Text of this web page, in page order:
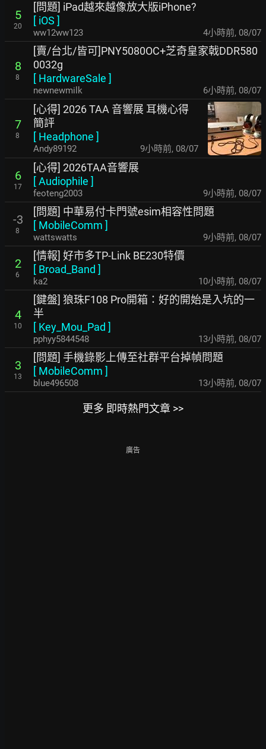
5
20
[問題] iPad越來越像放大版iPhone?
[ iOS ]
ww12ww123 4小時前, 08/07
8
8
[賣/台北/皆可]PNY5080OC+芝奇皇家戟DDR580
0032g
[ HardwareSale ]
newnewmilk 6小時前, 08/07
7
8
[心得] 2026 TAA 音響展 耳機心得
簡評
[ Headphone ]
Andy89192 9小時前, 08/07
6
17
[心得] 2026TAA音響展
[Audiophile ]
feoteng2003 9小時前, 08/07
-3
8
[問題] 中華易付卡門號esim相容性問題
[ MobileComm ]
wattswatts 9小時前, 08/07
2
6
[情報] 好市多TP-Link BE230特價
[ Broad_Band ]
ka2 10小時前, 08/07
4
10
[鍵盤] 狼珠F108 Pro開箱：好的開始是入坑的一
半
[ Key_Mou_Pad ]
pphyy5844548 13小時前, 08/07
3
13
[問題] 手機錄影上傳至社群平台掉幀問題
[ MobileComm ]
blue496508 13小時前, 08/07
更多 即時熱門文章 >>
廣告